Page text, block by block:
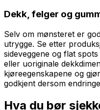
Dekk, felger og
Selv om mønsteret er
utrygge. Se etter
sideveggene og flat
eller uoriginale
kjøreegenskapene og
godkjent dersom
Hva du bør